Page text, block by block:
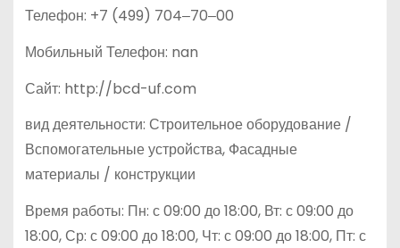
Телефон: +7 (499) 704‒70‒00
Мобильный Телефон: nan
Сайт: http://bcd-uf.com
вид деятельности: Строительное оборудование /
Вспомогательные устройства, Фасадные
материалы / конструкции
Время работы: Пн: с 09:00 до 18:00, Вт: с 09:00 до
18:00, Ср: с 09:00 до 18:00, Чт: с 09:00 до 18:00, Пт: с